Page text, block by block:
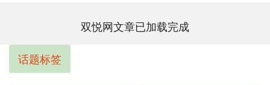
双悦网文章已加载完成
话题标签